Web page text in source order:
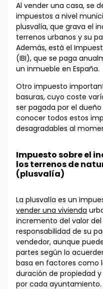
Al vender una casa, se
impuestos a nivel
plusvalía, que grava el
terrenos urbanos y su
Además, está el
(IBI), que se paga
un inmueble en España.
Otro impuesto
basuras, cuyo coste
ser pagada por el
conocer todos estos
desagradables al
Impuesto sobre el
los terrenos de
(plusvalía)
La plusvalía es un
vender una vivienda
incremento del valor
responsabilidad de su
vendedor, aunque
partes según lo
basa en factores como
duración de propiedad
por cada ayuntamiento.